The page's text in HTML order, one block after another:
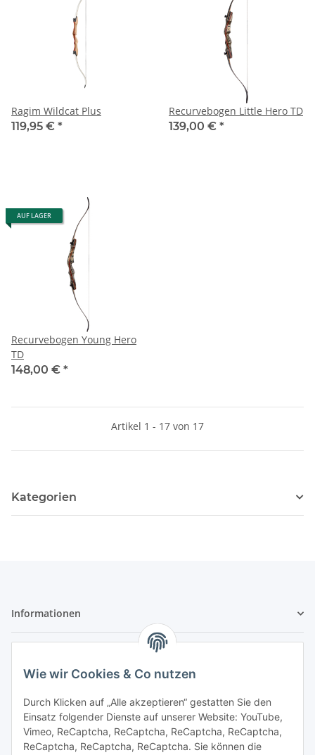
Wie wir Cookies & Co nutzen
Durch Klicken auf „Alle akzeptieren“ gestatten Sie den
Einsatz folgender Dienste auf unserer Website: YouTube,
Vimeo, ReCaptcha, ReCaptcha, ReCaptcha, ReCaptcha,
ReCaptcha, ReCaptcha, ReCaptcha. Sie können die
Ragim Wildcat Plus
119,95 € *
Recurvebogen Little Hero TD
139,00 € *
AUF LAGER
Recurvebogen Young Hero
TD
148,00 € *
Artikel 1 - 17 von 17
Kategorien
Informationen